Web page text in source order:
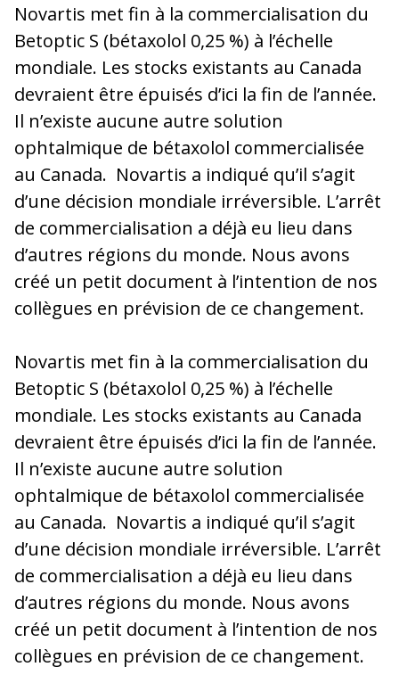
Novartis met fin à la commercialisation du
Betoptic S (bétaxolol 0,25 %) à l’échelle
mondiale. Les stocks existants au Canada
devraient être épuisés d’ici la fin de l’année.
Il n’existe aucune autre solution
ophtalmique de bétaxolol commercialisée
au Canada. Novartis a indiqué qu’il s’agit
d’une décision mondiale irréversible. L’arrêt
de commercialisation a déjà eu lieu dans
d’autres régions du monde. Nous avons
créé un petit document à l’intention de nos
collègues en prévision de ce changement.
Novartis met fin à la commercialisation du
Betoptic S (bétaxolol 0,25 %) à l’échelle
mondiale. Les stocks existants au Canada
devraient être épuisés d’ici la fin de l’année.
Il n’existe aucune autre solution
ophtalmique de bétaxolol commercialisée
au Canada. Novartis a indiqué qu’il s’agit
d’une décision mondiale irréversible. L’arrêt
de commercialisation a déjà eu lieu dans
d’autres régions du monde. Nous avons
créé un petit document à l’intention de nos
collègues en prévision de ce changement.